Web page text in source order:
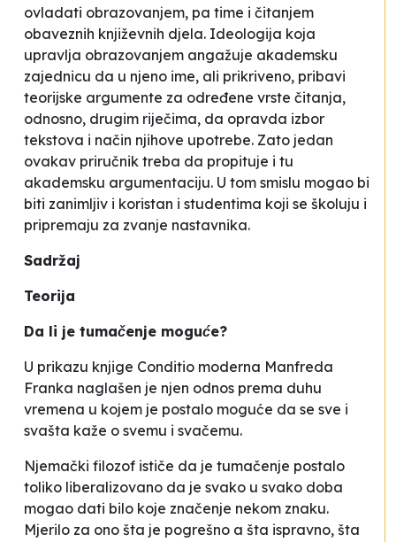
ovladati obrazovanjem, pa time i čitanjem
obaveznih književnih djela. Ideologija koja
upravlja obrazovanjem angažuje akademsku
zajednicu da u njeno ime, ali prikriveno, pribavi
teorijske argumente za određene vrste čitanja,
odnosno, drugim riječima, da opravda izbor
tekstova i način njihove upotrebe. Zato jedan
ovakav priručnik treba da propituje i tu
akademsku argumentaciju. U tom smislu mogao bi
biti zanimljiv i koristan i studentima koji se školuju i
pripremaju za zvanje nastavnika.
Sadržaj
Teorija
Da li je tumačenje moguće?
U prikazu knjige Conditio moderna Manfreda
Franka naglašen je njen odnos prema duhu
vremena u kojem je postalo moguće da se sve i
svašta kaže o svemu i svačemu.
Njemački filozof ističe da je tumačenje postalo
toliko liberalizovano da je svako u svako doba
mogao dati bilo koje značenje nekom znaku.
Mjerilo za ono šta je pogrešno a šta ispravno, šta